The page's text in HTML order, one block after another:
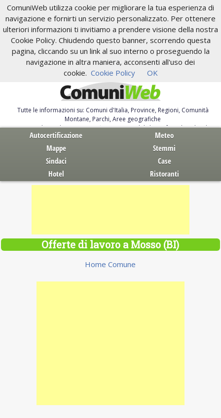
ComuniWeb utilizza cookie per migliorare la tua esperienza di
navigazione e fornirti un servizio personalizzato. Per ottenere
ulteriori informazioni ti invitiamo a prendere visione della nostra
Cookie Policy. Chiudendo questo banner, scorrendo questa
pagina, cliccando su un link al suo interno o proseguendo la
navigazione in altra maniera, acconsenti all'uso dei
cookie. Cookie Policy OK
Tutte le informazioni su: Comuni d'Italia, Province, Regioni, Comunità
Montane, Parchi, Aree geografiche
Servizi al Cittadino. Autocertificazione, moduli, leggi, free download
Autocertificazione
Meteo
Mappe
Stemmi
Sindaci
Case
Hotel
Ristoranti
Offerte di lavoro a Mosso (BI)
Home Comune